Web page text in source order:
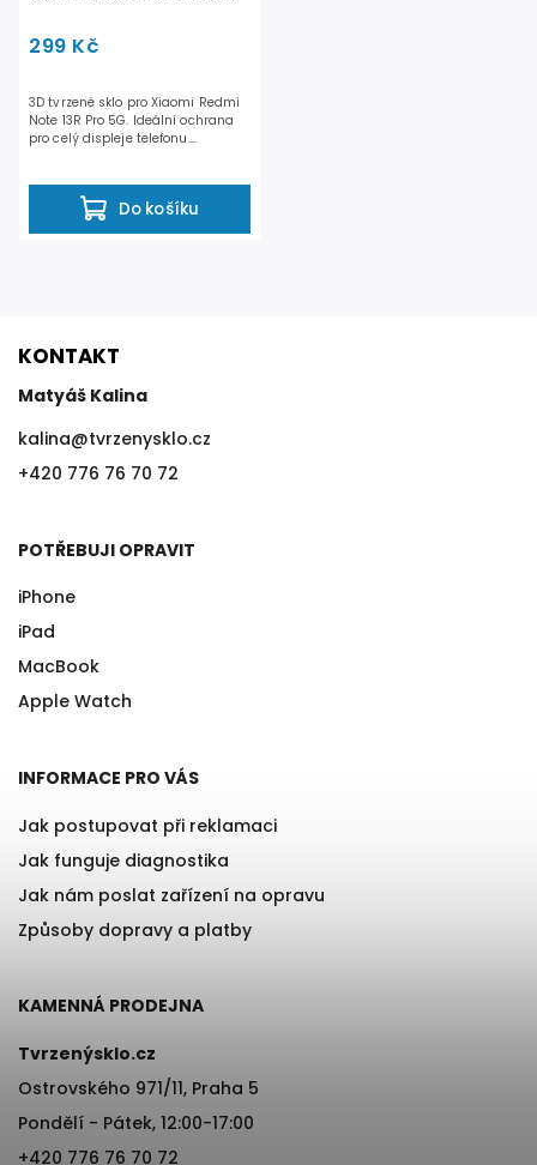
299 Kč
Do košíku
3D tvrzené sklo pro Xiaomi Redmi
Note 13R Pro 5G. Ideální ochrana
pro celý displeje telefonu.
KONTAKT
Matyáš Kalina
kalina@tvrzenysklo.cz
+420 776 76 70 72
POTŘEBUJI OPRAVIT
iPhone
iPad
MacBook
Apple Watch
INFORMACE PRO VÁS
Jak postupovat při reklamaci
Jak funguje diagnostika
Jak nám poslat zařízení na opravu
Způsoby dopravy a platby
KAMENNÁ PRODEJNA
Tvrzenýsklo.cz
Ostrovského 971/11, Praha 5
Pondělí - Pátek, 12:00-17:00
+420 776 76 70 72